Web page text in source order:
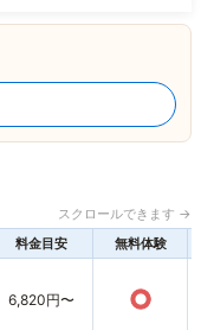
スクロールできます →
料金目安 無料体験
6,820円〜 ○